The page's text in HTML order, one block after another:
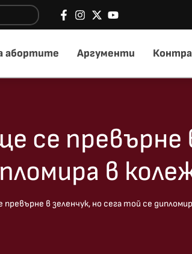
абортите Аргументи
се превърне
в
в зеленчук, но сега той се